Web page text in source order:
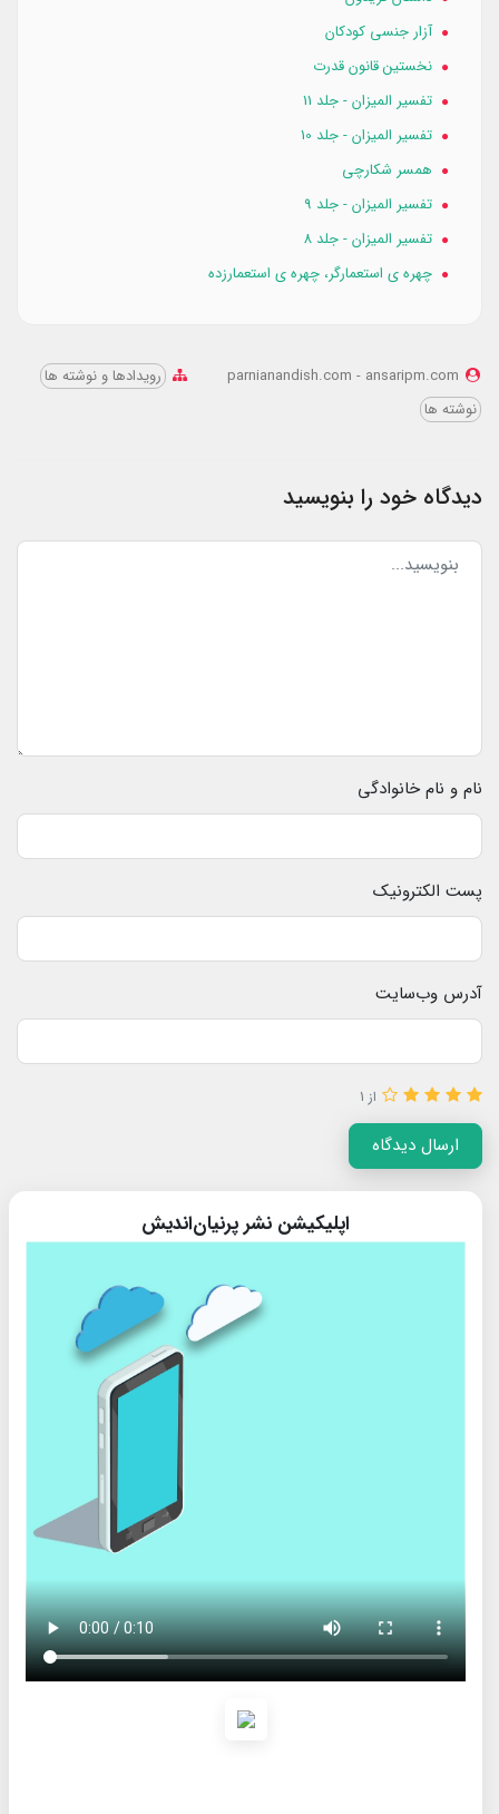
آزار جنسی کودکان
نخستین قانون قدرت
تفسیر المیزان - جلد 11
تفسیر المیزان - جلد 10
همسر شكارچي
تفسیر المیزان - جلد 9
تفسیر المیزان - جلد 8
چهره‌ ی استعمارگر، چهره‌ ی استعمار‌‌‌‌زده
parnianandish.com - ansaripm.com
رویدادها و نوشته‌ ها
نوشته ها
دیدگاه خود را بنویسید
نام و نام خانوادگی
پست الکترونیک
آدرس وب‌سایت
از 1
ارسال دیدگاه
اپلیکیشن نشر پرنیان‌اندیش